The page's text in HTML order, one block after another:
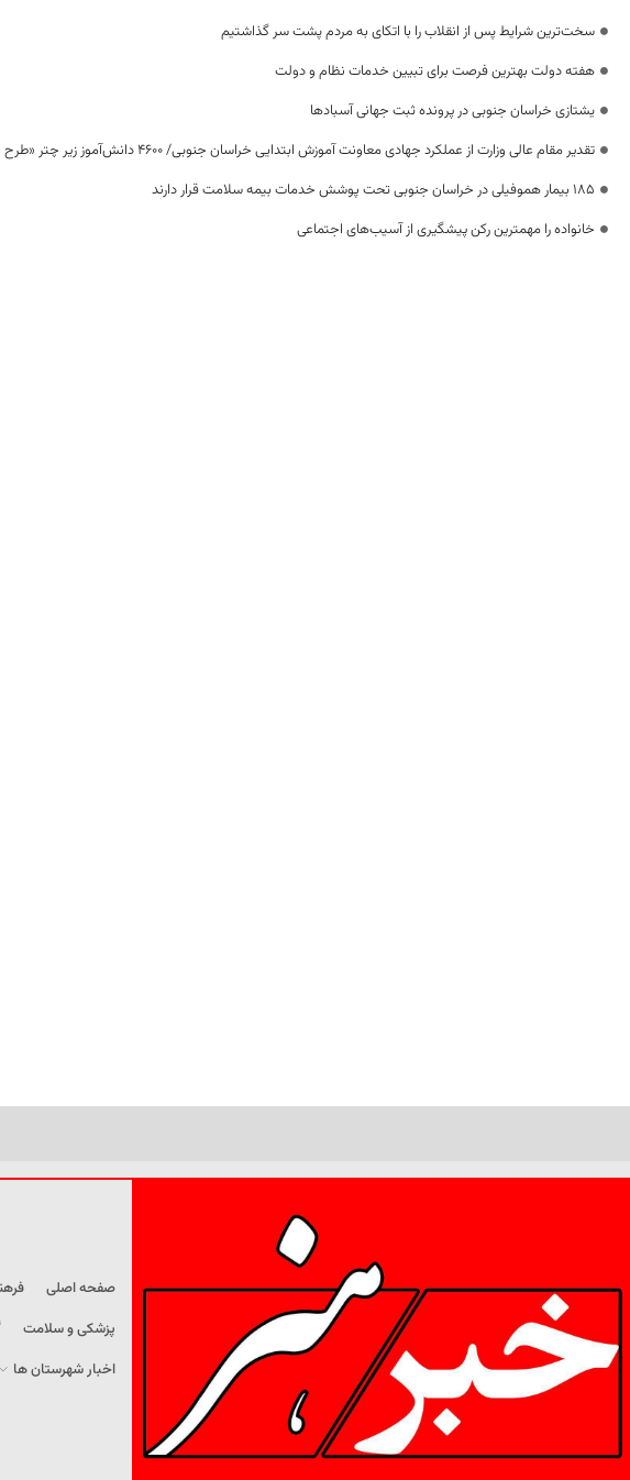
سخت‌ترین شرایط پس از انقلاب را با اتکای به مردم پشت سر گذاشتیم
هفته دولت بهترین فرصت برای تبیین خدمات نظام و دولت
یشتازی خراسان جنوبی در پرونده ثبت جهانی آسبادها
تقدیر مقام عالی وزارت از عملکرد جهادی معاونت آموزش ابتدایی خراسان جنوبی/ ۴۶۰۰ دانش‌آموز زیر چتر «طرح حامی»
۱۸۵ بیمار هموفیلی در خراسان جنوبی تحت پوشش خدمات بیمه سلامت قرار دارند
خانواده را مهمترین رکن پیشگیری از آسیب‌های اجتماعی
صفحه اصلی
پزشکی و سلامت
اخبار شهرستان ها